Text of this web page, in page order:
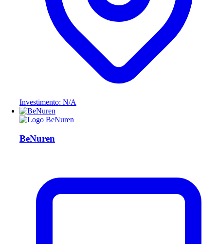
Investimento: N/A
BeNuren